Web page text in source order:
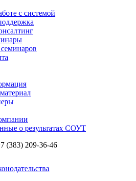
с системой
о результатах СОУТ
(383) 209-36-46